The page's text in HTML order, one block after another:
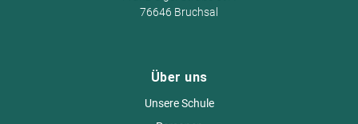
76646 Bruchsal
Über uns
Unsere Schule